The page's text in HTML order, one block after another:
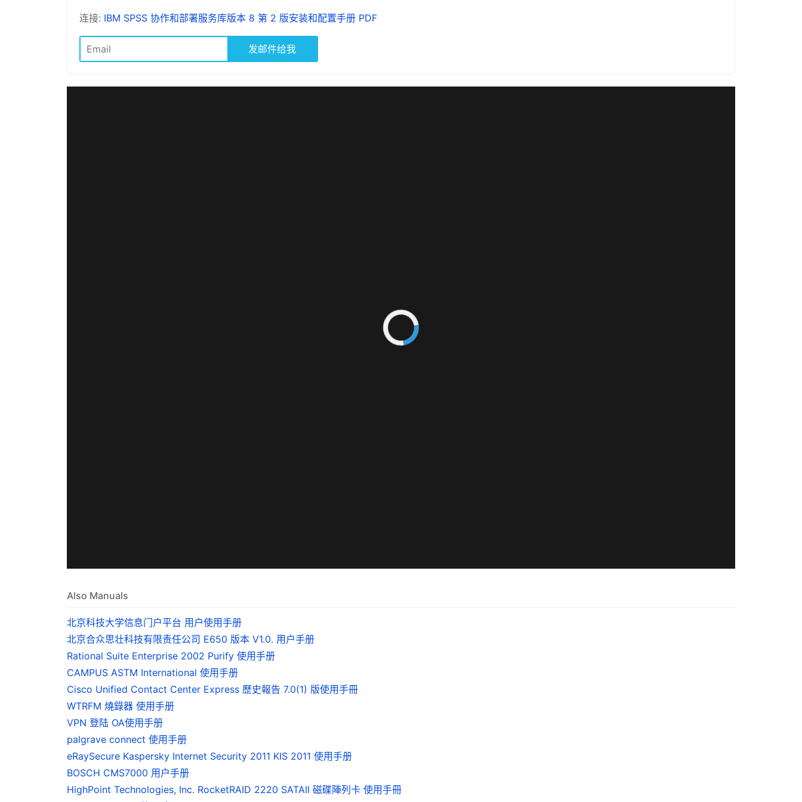
连接: IBM SPSS 协作和部署服务库版本 8 第 2 版安装和配置手册 PDF
发邮件给我
Also Manuals
北京科技大学信息门户平台 用户使用手册
北京合众思壮科技有限责任公司 E650 版本 V1.0. 用户手册
Rational Suite Enterprise 2002 Purify 使用手册
CAMPUS ASTM International 使用手册
Cisco Unified Contact Center Express 歷史報告 7.0(1) 版使用手冊
WTRFM 燒錄器 使用手册
VPN 登陆 OA使用手册
palgrave connect 使用手册
eRaySecure Kaspersky Internet Security 2011 KIS 2011 使用手册
BOSCH CMS7000 用户手册
HighPoint Technologies, Inc. RocketRAID 2220 SATAII 磁碟陣列卡 使用手冊